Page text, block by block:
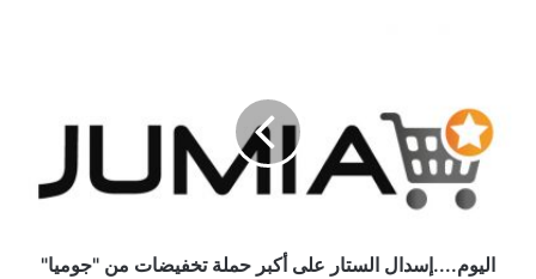
حملة
تخفيضات
"جوميا"
اليوم....إسدال الستار على أكبر حملة تخفيضات من "جوميا"